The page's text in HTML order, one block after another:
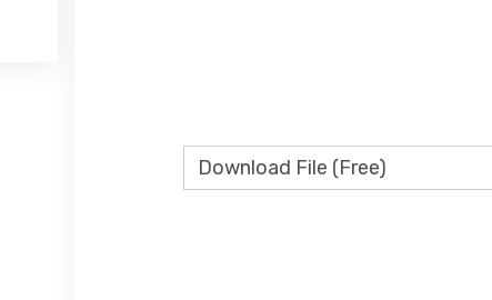
Download File (Free)